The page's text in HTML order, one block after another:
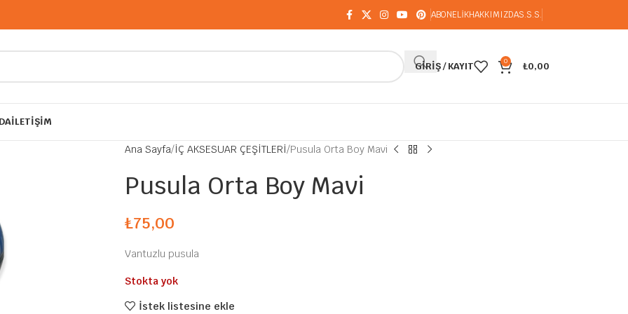
ABONELİKHAKKIMIZDAS.S.S.
GIRIŞ / KAYIT 0 ₺0,00
İLETIŞIM
Ana Sayfa İÇ AKSESUAR ÇEŞİTLERİ Pusula Orta Boy Mavi
Pusula Orta Boy Mavi
₺75,00
Vantuzlu pusula
Stokta yok
İstek listesine ekle